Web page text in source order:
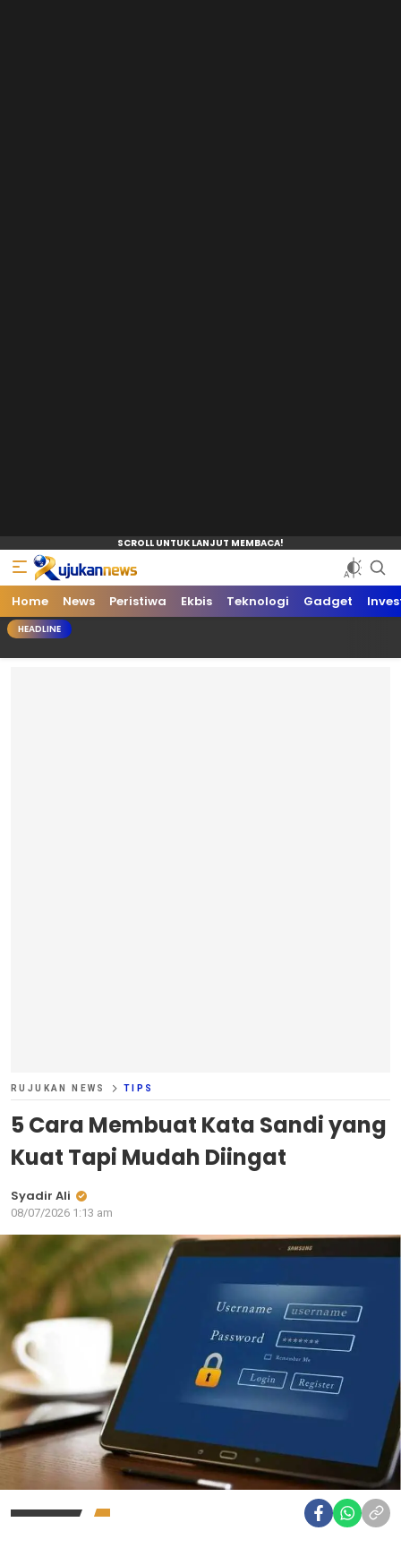
Home News Peristiwa Ekbis Teknologi Gadget
HEADLINE
RUJUKAN NEWS TIPS
5 Cara Membuat Kata Sandi yang
Kuat Tapi Mudah Diingat
Syadir Ali
08/07/2026 1:13 am